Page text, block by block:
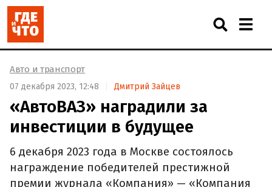
Авто и транспорт
07 декабря 2023, 12:48 Дмитрий Зайцев
«АвтоВАЗ» наградили за
инвестиции в будущее
6 декабря 2023 года в Москве состоялось
награждение победителей престижной
премии журнала «Компания» — «Компания